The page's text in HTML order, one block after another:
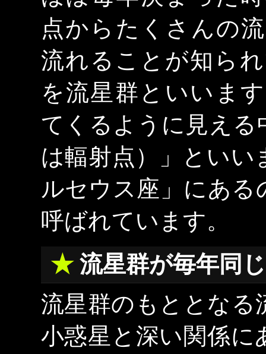
点からたくさんの
流れることが知ら
を流星群といいま
てくるように見える
は輻射点）」といい
ルセウス座」にあ
呼ばれています。
流星群が毎年同
流星群のもととなる
小惑星と深い関係に